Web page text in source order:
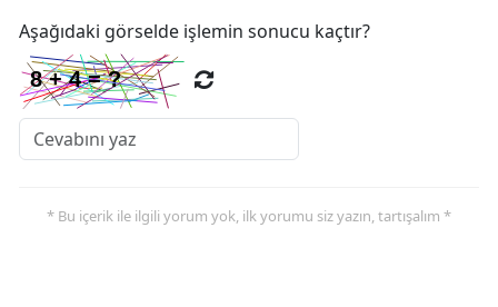
Aşağıdaki görselde işlemin sonucu kaçtır?
* Bu içerik ile ilgili yorum yok, ilk yorumu siz yazın, tartışalım *